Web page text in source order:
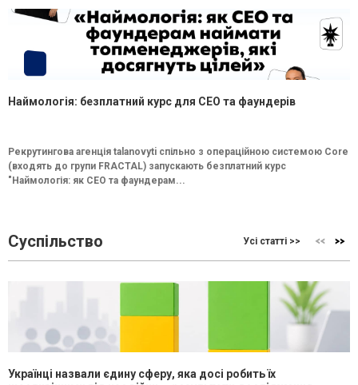
Наймологія: безплатний курс для CEO та фаундерів
Рекрутингова агенція talanovyti спільно з операційною системою Core
(входять до групи FRACTAL) запускають безплатний курс
"Наймологія: як СEO та фаундерам...
Суспільство Усі статті >>
Українці назвали єдину сферу, яка досі робить їх